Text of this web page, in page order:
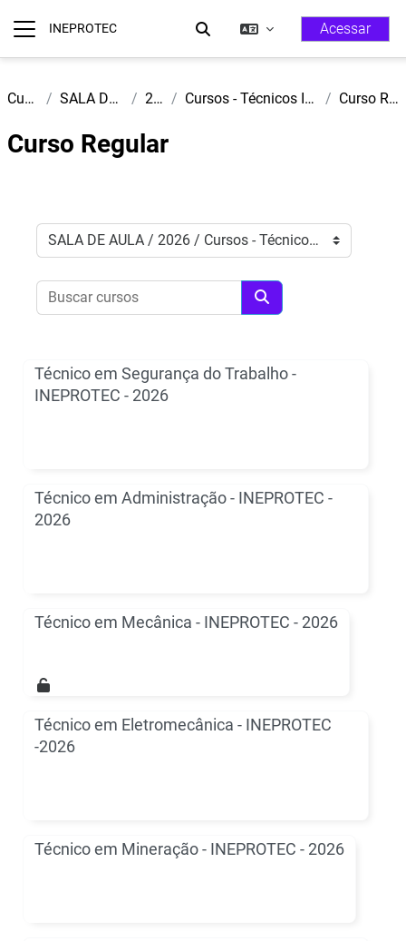
INEPROTEC
Alternar Entrada De Pesquisa
Acessar
Cursos SALA DE AULA 2026 Cursos - Técnicos INEPROTEC Curso Regular
Curso Regular
Categorias de Cursos
Buscar cursos
Buscar cursos
Técnico em Segurança do Trabalho -
INEPROTEC - 2026
Técnico em Administração - INEPROTEC -
2026
Técnico em Mecânica - INEPROTEC - 2026
Técnico em Eletromecânica - INEPROTEC
-2026
Técnico em Mineração - INEPROTEC - 2026